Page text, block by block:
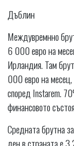
Дъблин
Междувремнно
6 000 евро на
Ирландия. Там
000 евро на
според Instarem.
финансовото
Средната брутна
ден в страната е